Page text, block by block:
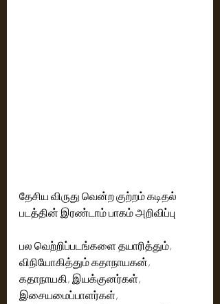
தேசிய விருது வென்ற குற்றம் கடிதல்
படத்தின் இரண்டாம் பாகம் அறிவிப்பு
பல வெற்றிப்படங்களை தயாரித்தும்,
விநியோகித்தும் கதாநாயகன்,
கதாநாயகி, இயக்குனர்கள்,
இசையமைப்பாளர்கள்,